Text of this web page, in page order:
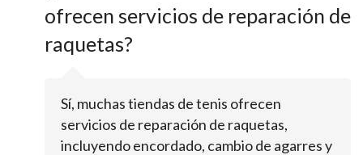
ofrecen servicios de reparación de
raquetas?
Sí, muchas tiendas de tenis ofrecen
servicios de reparación de raquetas,
incluyendo encordado, cambio de agarres y